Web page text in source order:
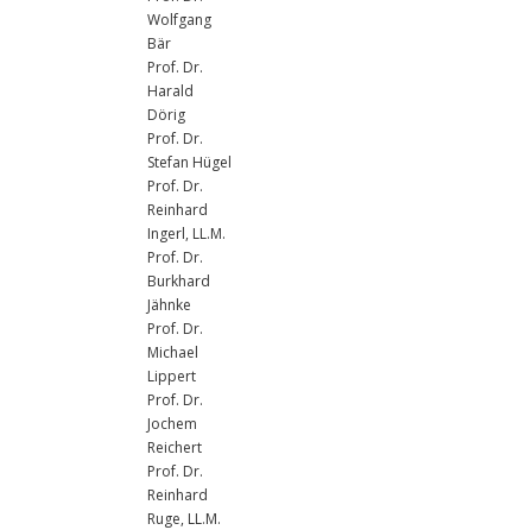
Wolfgang
Bär
Prof. Dr.
Harald
Dörig
Prof. Dr.
Stefan Hügel
Prof. Dr.
Reinhard
Ingerl, LL.M.
Prof. Dr.
Burkhard
Jähnke
Prof. Dr.
Michael
Lippert
Prof. Dr.
Jochem
Reichert
Prof. Dr.
Reinhard
Ruge, LL.M.